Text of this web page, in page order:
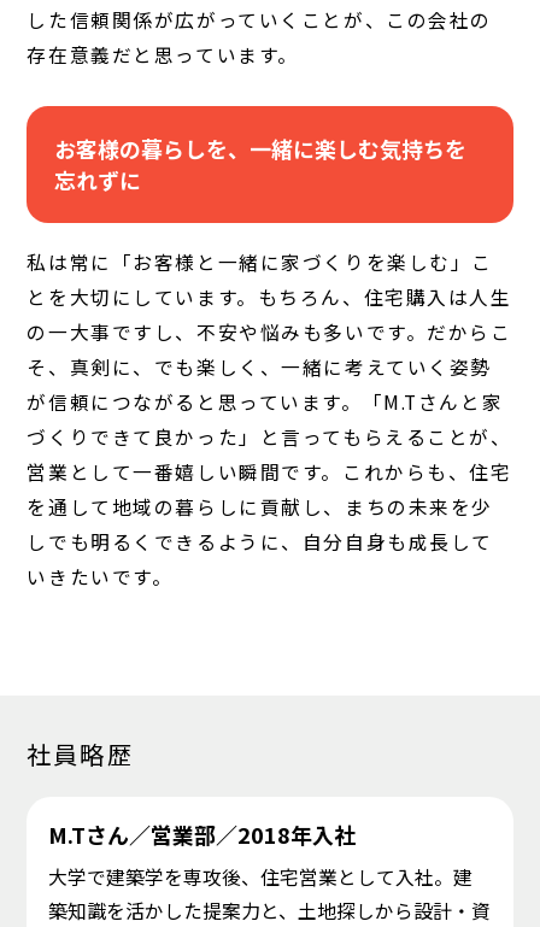
した信頼関係が広がっていくことが、この会社の
存在意義だと思っています。
お客様の暮らしを、一緒に楽しむ気持ちを
忘れずに
私は常に「お客様と一緒に家づくりを楽しむ」こ
とを大切にしています。もちろん、住宅購入は人生
の一大事ですし、不安や悩みも多いです。だからこ
そ、真剣に、でも楽しく、一緒に考えていく姿勢
が信頼につながると思っています。「M.Tさんと家
づくりできて良かった」と言ってもらえることが、
営業として一番嬉しい瞬間です。これからも、住宅
を通して地域の暮らしに貢献し、まちの未来を少
しでも明るくできるように、自分自身も成長して
いきたいです。
社員略歴
M.Tさん／営業部／2018年入社
大学で建築学を専攻後、住宅営業として入社。建
築知識を活かした提案力と、土地探しから設計・資